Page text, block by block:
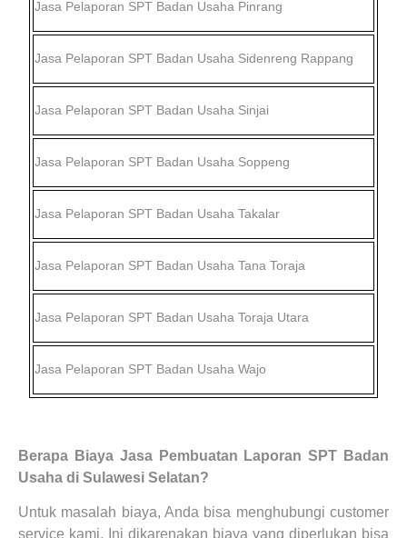
Jasa Pelaporan SPT Badan Usaha Pinrang
Jasa Pelaporan SPT Badan Usaha Sidenreng Rappang
Jasa Pelaporan SPT Badan Usaha Sinjai
Jasa Pelaporan SPT Badan Usaha Soppeng
Jasa Pelaporan SPT Badan UsahaTakalar
Jasa Pelaporan SPT Badan UsahaTana Toraja
Jasa Pelaporan SPT Badan UsahaToraja Utara
Jasa Pelaporan SPT Badan UsahaWajo
Berapa Biaya Jasa Pembuatan LaporanSPT Badan
Usaha di Sulawesi Selatan?
Untuk masalah biaya, Anda bisa menghubungi customer
service kami. Ini dikarenakan biaya yang diperlukan bisa